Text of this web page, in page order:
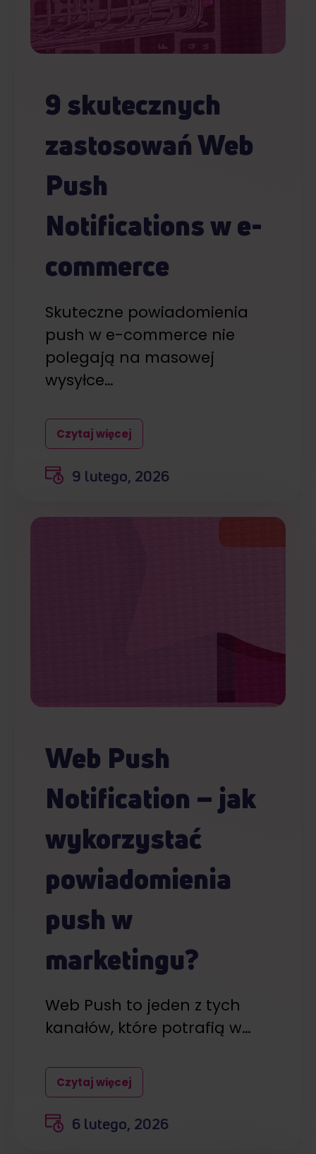
9 skutecznych
zastosowań Web
Push
Notifications w e-
commerce
Skuteczne powiadomienia
push w e-commerce nie
polegają na masowej
wysyłce…
Czytaj więcej
9 lutego, 2026
Web Push
Notification – jak
wykorzystać
powiadomienia
push w
marketingu?
Web Push to jeden z tych
kanałów, które potrafią w…
Czytaj więcej
6 lutego, 2026